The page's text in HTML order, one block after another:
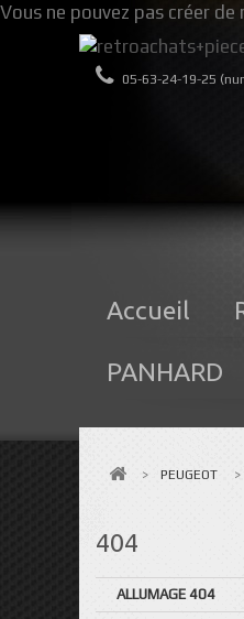
Vous ne pouvez pas créer
05-63-24-19-25
Accueil
PANHARD
> PEUGEOT >
404
ALLUMAGE 404